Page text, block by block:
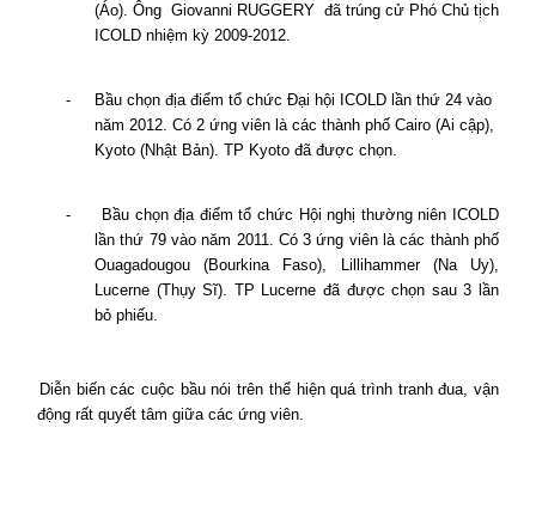
(Áo). Ông Giovanni RUGGERY đã trúng cử Phó Chủ tịch
ICOLD nhiệm kỳ 2009-2012.
-
Bầu chọn địa điểm tổ chức Đại hội ICOLD lần thứ 24 vào
năm 2012. Có 2 ứng viên là các thành phố Cairo (Ai cập),
Kyoto (Nhật Bản). TP Kyoto đã được chọn.
-
Bầu chọn địa điểm tổ chức Hội nghị thường niên ICOLD
lần thứ 79 vào năm 2011. Có 3 ứng viên là các thành phố
Ouagadougou (Bourkina Faso), Lillihammer (Na Uy),
Lucerne (Thụy Sĩ). TP Lucerne đã được chọn sau 3 lần
bỏ phiếu.
Diễn biến các cuộc bầu nói trên thể hiện quá trình tranh đua, vận
động rất quyết tâm giữa các ứng viên.